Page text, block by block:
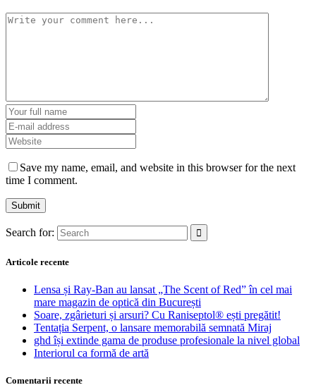
Save my name, email, and website in this browser for the next
time I comment.
Search for:
Articole recente
Lensa și Ray-Ban au lansat „The Scent of Red” în cel mai
mare magazin de optică din București
Soare, zgârieturi și arsuri? Cu Raniseptol® ești pregătit!
Tentația Serpent, o lansare memorabilă semnată Miraj
ghd își extinde gama de produse profesionale la nivel global
Interiorul ca formă de artă
Comentarii recente